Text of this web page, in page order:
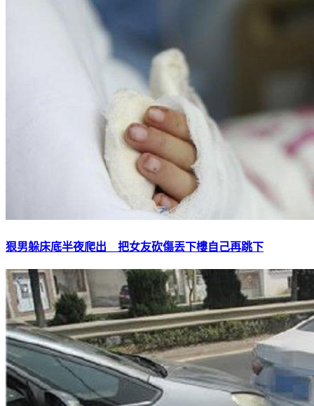
狠男躲床底半夜爬出 把女友砍傷丟下樓自己再跳下